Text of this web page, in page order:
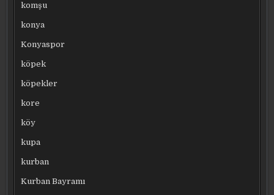
komşu
konya
Konyaspor
köpek
köpekler
kore
köy
kupa
kurban
Kurban Bayramı